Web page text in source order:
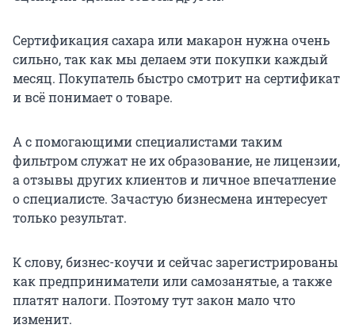
Сертификация сахара или макарон нужна очень
сильно, так как мы делаем эти покупки каждый
месяц. Покупатель быстро смотрит на сертификат
и всё понимает о товаре.
А с помогающими специалистами таким
фильтром служат не их образование, не лицензии,
а отзывы других клиентов и личное впечатление
о специалисте. Зачастую бизнесмена интересует
только результат.
К слову, бизнес-коучи и сейчас зарегистрированы
как предприниматели или самозанятые, а также
платят налоги. Поэтому тут закон мало что
изменит.